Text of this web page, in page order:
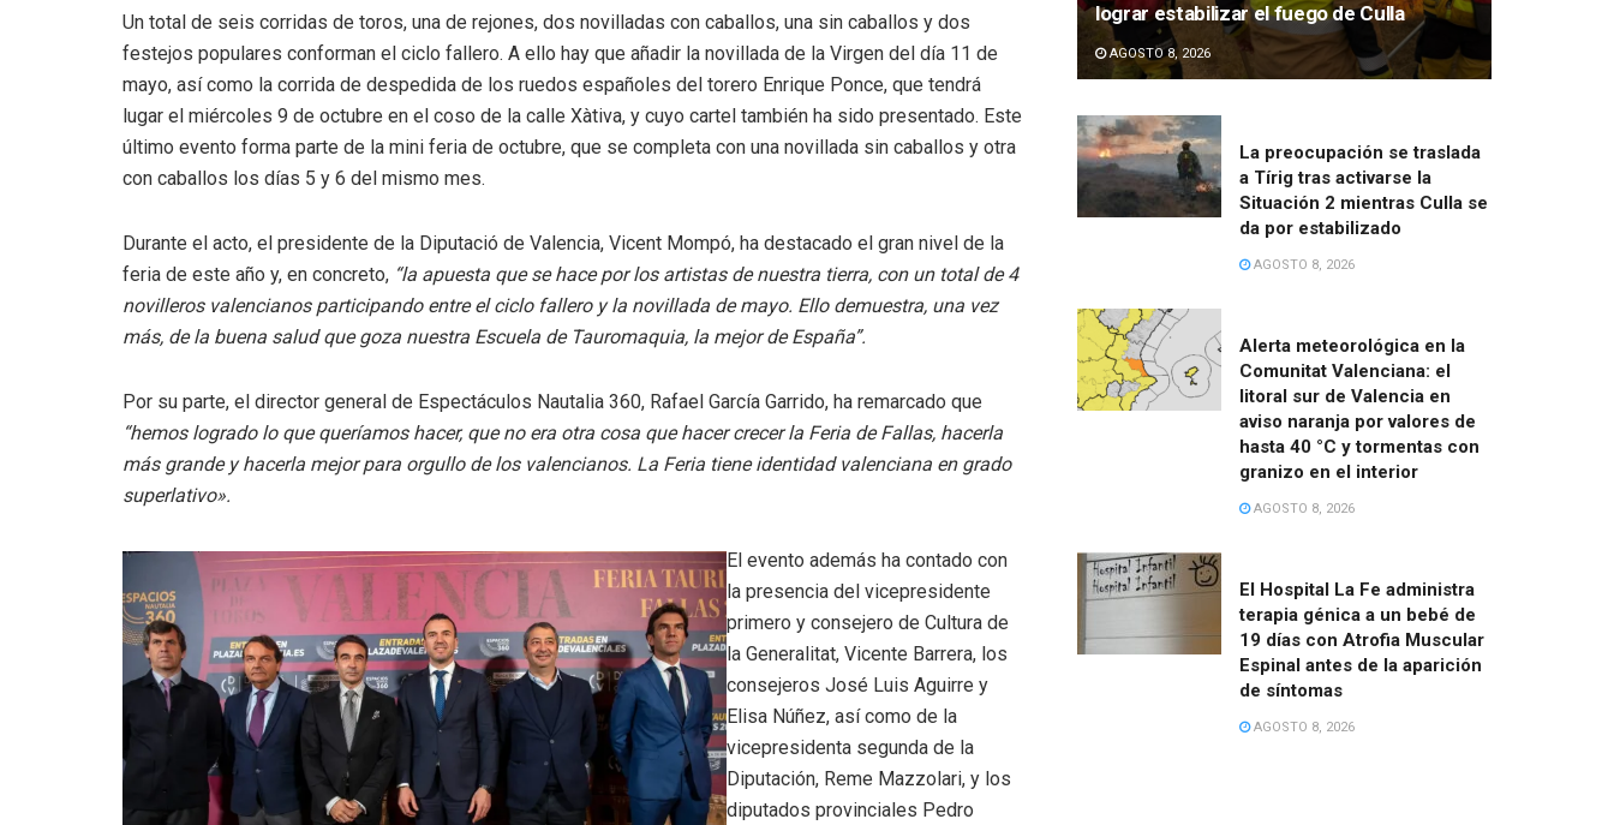
Un total de seis corridas de toros, una de rejones, dos novilladas con caballos, una sin caballos y dos
festejos populares conforman el ciclo fallero. A ello hay que añadir la novillada de la Virgen del día 11 de
mayo, así como la corrida de despedida de los ruedos españoles del torero Enrique Ponce, que tendrá
lugar el miércoles 9 de octubre en el coso de la calle Xàtiva, y cuyo cartel también ha sido presentado. Este
último evento forma parte de la mini feria de octubre, que se completa con una novillada sin caballos y otra
con caballos los días 5 y 6 del mismo mes.
Durante el acto, el presidente de la Diputació de Valencia, Vicent Mompó, ha destacado el gran nivel de la
feria de este año y, en concreto, “la apuesta que se hace por los artistas de nuestra tierra, con un total de 4
novilleros valencianos participando entre el ciclo fallero y la novillada de mayo. Ello demuestra, una vez
más, de la buena salud que goza nuestra Escuela de Tauromaquia, la mejor de España”.
Por su parte, el director general de Espectáculos Nautalia 360, Rafael García Garrido, ha remarcado que
“hemos logrado lo que queríamos hacer, que no era otra cosa que hacer crecer la Feria de Fallas, hacerla
más grande y hacerla mejor para orgullo de los valencianos. La Feria tiene identidad valenciana en grado
superlativo».
El evento además ha contado con
la presencia del vicepresidente
primero y consejero de Cultura de
la Generalitat, Vicente Barrera, los
consejeros José Luis Aguirre y
Elisa Núñez, así como de la
vicepresidenta segunda de la
Diputación, Reme Mazzolari, y los
diputados provinciales Pedro
lograr estabilizar el fuego de Culla
AGOSTO 8, 2026
La preocupación se traslada
a Tírig tras activarse la
Situación 2 mientras Culla se
da por estabilizado
AGOSTO 8, 2026
Alerta meteorológica en la
Comunitat Valenciana: el
litoral sur de Valencia en
aviso naranja por valores de
hasta 40 °C y tormentas con
granizo en el interior
AGOSTO 8, 2026
El Hospital La Fe administra
terapia génica a un bebé de
19 días con Atrofia Muscular
Espinal antes de la aparición
de síntomas
AGOSTO 8, 2026